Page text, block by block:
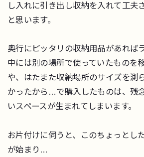
し入れに引き出し収納を入れて工夫
と思います。
奥行にピッタリの収納用品があれば
中には別の場所で使っていたものを
や、はたまた収納場所のサイズを測
かったから…で購入したものは、残
いスペースが生まれてしまいます。
お片付けに伺うと、このちょっとし
が始まり…